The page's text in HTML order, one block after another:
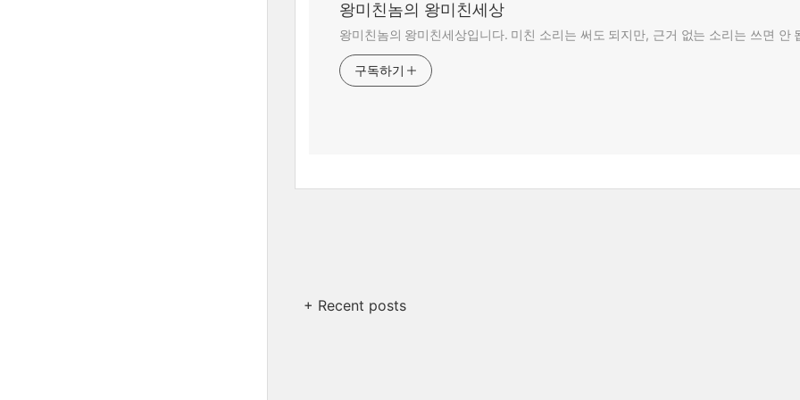
왕미친놈의 왕미친세상
왕미친놈의 왕미친세상입니다. 미친 소리는 써도 되지만, 근거 없는 소리는 쓰면 안
구독하기
+ Recent posts